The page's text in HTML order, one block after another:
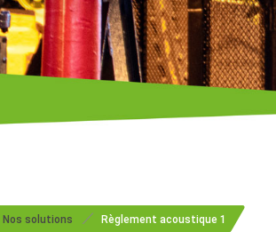
Nos solutions / Règlement acoustique 1